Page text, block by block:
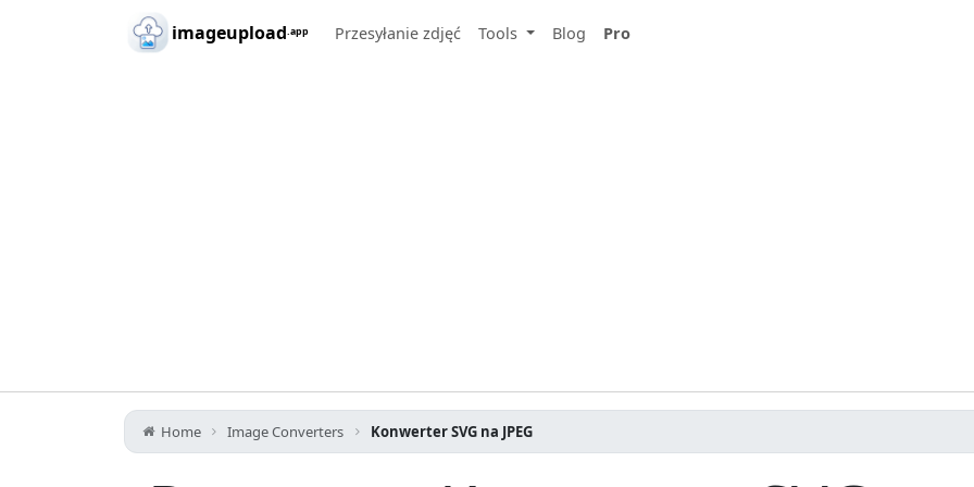
Skip to main content
imageupload.app Przesyłanie zdjęć Tools Blog Pro
Home Image Converters Konwerter SVG na JPEG